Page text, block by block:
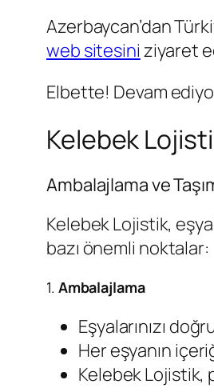
Azerbaycan’dan
web sitesini ziyaret
Elbette! Devam
Kelebek
Ambalajlama ve
Kelebek Lojistik,
bazı önemli noktalar:
1. Ambalajlama
Eşyalarınızı
Her eşyanın
Kelebek Lojistik,